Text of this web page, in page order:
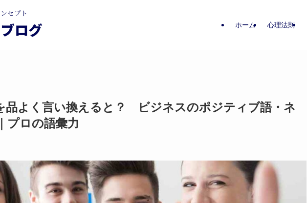
ホーム 心理法則
品よく言い換えると？ ビジネスのポジティブ語・ネ
プロの語彙力